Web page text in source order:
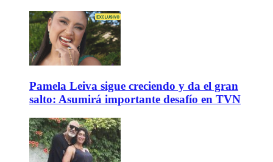
Pamela Leiva sigue creciendo y da el gran
salto: Asumirá importante desafío en TVN